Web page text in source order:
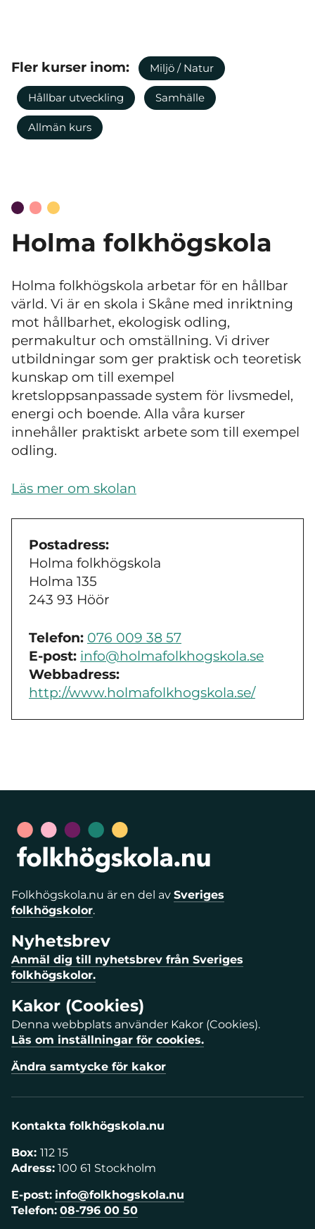
Fler kurser inom: Miljö / Natur
Hållbar utveckling Samhälle
Allmän kurs
Holma folkhögskola
Holma folkhögskola arbetar för en hållbar
värld. Vi är en skola i Skåne med inriktning
mot hållbarhet, ekologisk odling,
permakultur och omställning. Vi driver
utbildningar som ger praktisk och teoretisk
kunskap om till exempel
kretsloppsanpassade system för livsmedel,
energi och boende. Alla våra kurser
innehåller praktiskt arbete som till exempel
odling.
Läs mer om skolan
Postadress:
Holma folkhögskola
Holma 135
243 93 Höör
Telefon: 076 009 38 57
E-post: info@holmafolkhogskola.se
Webbadress:
http://www.holmafolkhogskola.se/
Folkhögskola.nu är en del av Sveriges
folkhögskolor.
Nyhetsbrev
Anmäl dig till nyhetsbrev från Sveriges
folkhögskolor.
Kakor (Cookies)
Denna webbplats använder Kakor (Cookies).
Läs om inställningar för cookies.
Ändra samtycke för kakor
Kontakta folkhögskola.nu
Box: 112 15
Adress: 100 61 Stockholm
E-post: info@folkhogskola.nu
Telefon: 08-796 00 50